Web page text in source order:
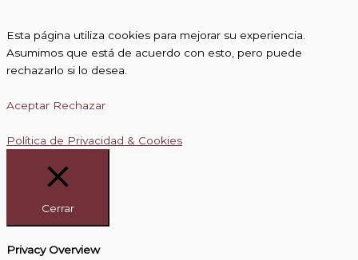
Esta página utiliza cookies para mejorar su experiencia.
Asumimos que está de acuerdo con esto, pero puede
rechazarlo si lo desea.
Aceptar Rechazar
Política de Privacidad & Cookies
Cerrar
Privacy Overview